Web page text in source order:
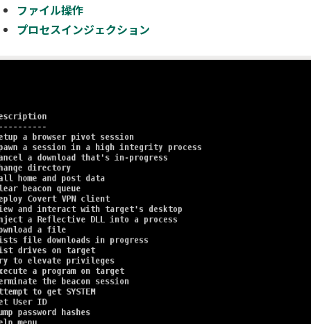
ファイル操作
プロセスインジェクション